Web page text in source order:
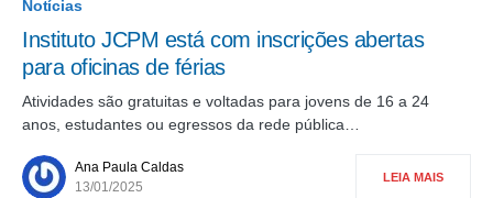
Notícias
Instituto JCPM está com inscrições abertas
para oficinas de férias
Atividades são gratuitas e voltadas para jovens de 16 a 24
anos, estudantes ou egressos da rede pública…
Ana Paula Caldas
13/01/2025
LEIA MAIS